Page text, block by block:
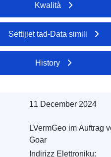
Kwalità
Settijiet tad-Data simili
History
11 December 2024
LVermGeo im Auftrag
Goar
Indirizz Elettroniku: